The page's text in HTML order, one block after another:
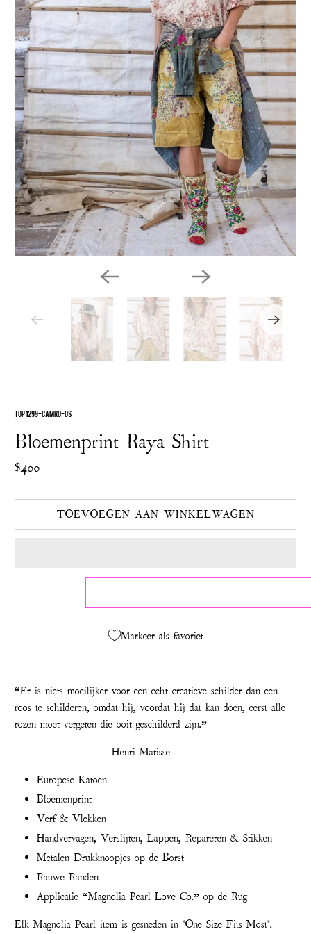
TOP 1299-CAMRO-OS
Bloemenprint Raya Shirt
$400
TOEVOEGEN AAN WINKELWAGEN
Markeer als favoriet
“Er is niets moeilijker voor een echt creatieve schilder dan een
roos te schilderen, omdat hij, voordat hij dat kan doen, eerst alle
rozen moet vergeten die ooit geschilderd zijn.”
- Henri Matisse
Europese Katoen
Bloemenprint
Verf & Vlekken
Handvervagen, Verslijten, Lappen, Repareren & Stikken
Metalen Drukknoopjes op de Borst
Rauwe Randen
Applicatie “Magnolia Pearl Love Co.” op de Rug
Elk Magnolia Pearl item is gesneden in "One Size Fits Most".